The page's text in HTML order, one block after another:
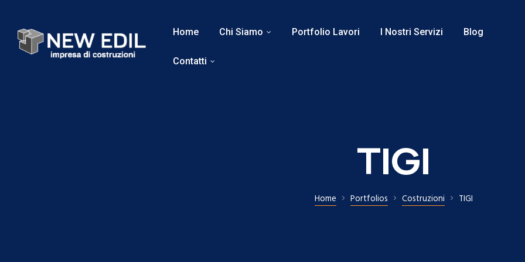
Home Chi Siamo Portfolio Lavori I Nostri Servizi Blog
Contatti
TIGI
Home Portfolios Costruzioni TIGI